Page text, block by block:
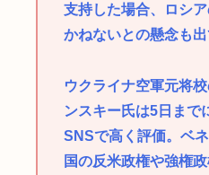
支持した場合、ロシ
かねないとの懸念も出
ウクライナ空軍元将
ンスキー氏は5日まで
SNSで高く評価。ベ
国の反米政権や強権